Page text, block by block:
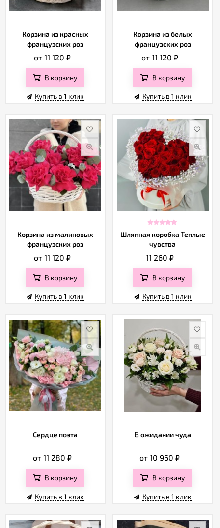
Корзина из красных
французских роз
от 11 120 ₽
В корзину
Купить в 1 клик
Корзина из белых
французских роз
от 11 120 ₽
В корзину
Купить в 1 клик
Корзина из малиновых
французских роз
от 11 120 ₽
В корзину
Купить в 1 клик
Шляпная коробка Теплые
чувства
11 260 ₽
В корзину
Купить в 1 клик
Сердце поэта
от 11 280 ₽
В корзину
Купить в 1 клик
В ожидании чуда
от 10 960₽
В корзину
Купить в 1 клик